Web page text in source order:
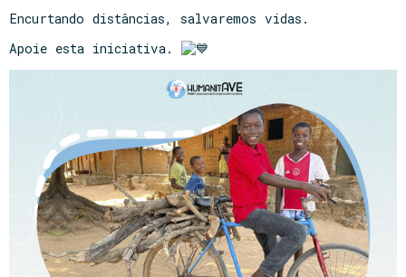
Encurtando distâncias, salvaremos vidas.
Apoie esta iniciativa.